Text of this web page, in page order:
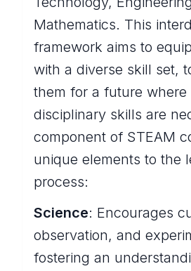
Mathematics. This
framework aims to
with a diverse skill set,
them for a future where
disciplinary skills are
component of STEAM
unique elements to the
process:
Science: Encourages
observation, and
fostering an